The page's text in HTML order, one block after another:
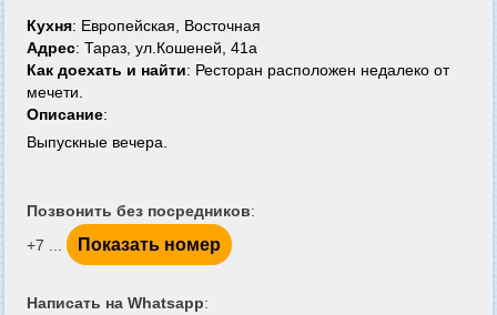
Кухня: Европейская, Восточная
Адрес: Тараз, ул.Кошеней, 41а
Как доехать и найти: Ресторан расположен недалеко от
мечети.
Описание:
Выпускные вечера.
Позвонить без посредников:
+7 ...
Показать номер
Написать на Whatsapp: